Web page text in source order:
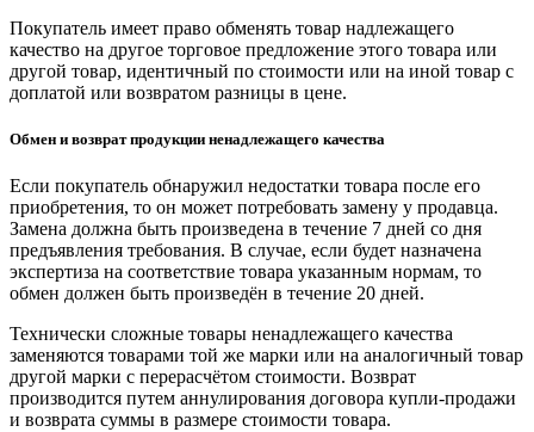
Покупатель имеет право обменять товар надлежащего
качество на другое торговое предложение этого товара или
другой товар, идентичный по стоимости или на иной товар с
доплатой или возвратом разницы в цене.
Обмен и возврат продукции ненадлежащего качества
Если покупатель обнаружил недостатки товара после его
приобретения, то он может потребовать замену у продавца.
Замена должна быть произведена в течение 7 дней со дня
предъявления требования. В случае, если будет назначена
экспертиза на соответствие товара указанным нормам, то
обмен должен быть произведён в течение 20 дней.
Технически сложные товары ненадлежащего качества
заменяются товарами той же марки или на аналогичный товар
другой марки с перерасчётом стоимости. Возврат
производится путем аннулирования договора купли-продажи
и возврата суммы в размере стоимости товара.